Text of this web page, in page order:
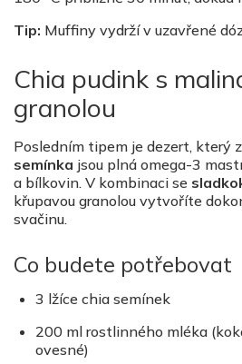
Tip: Muffiny vydrží v uzavřené
Chia pudink s
granolou
Posledním tipem je dezert, který
semínka jsou plná omega-3
a bílkovin. V kombinaci se
křupavou granolou vytvoříte
svačinu.
Co budete potřebovat
3 lžíce chia semínek
200 ml rostlinného mléka
ovesné)